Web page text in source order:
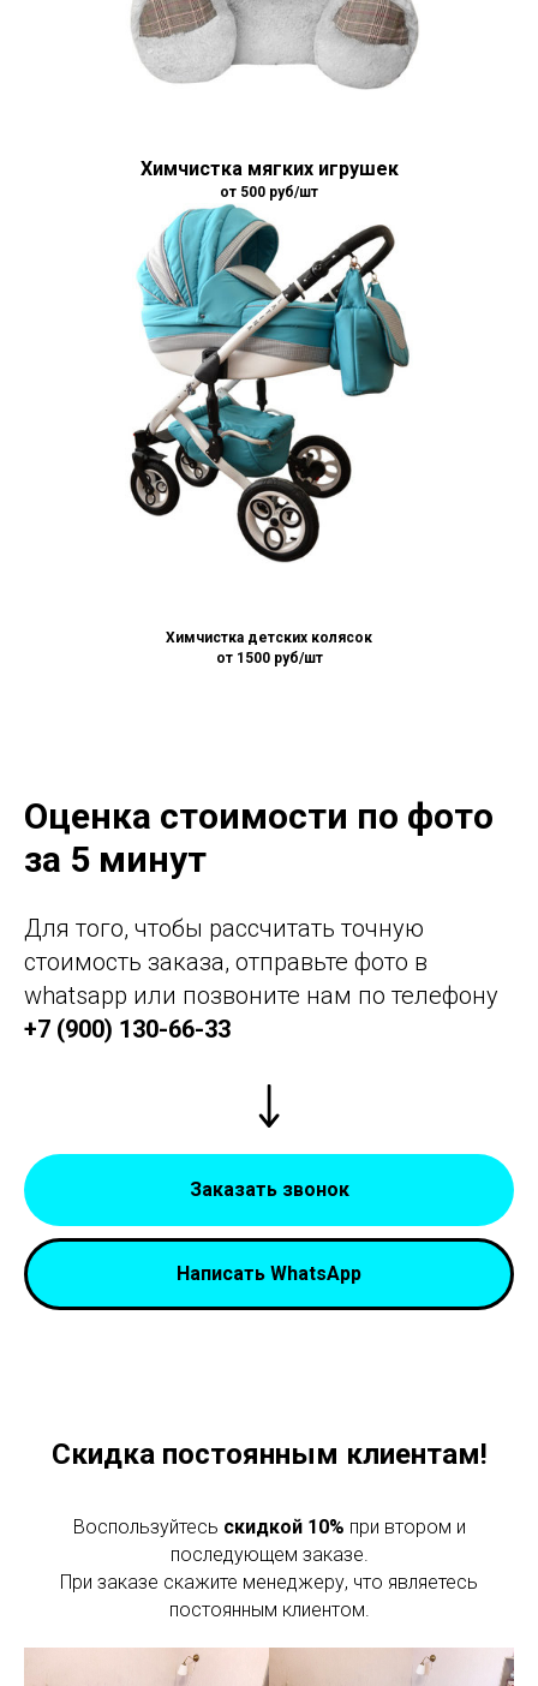
Химчистка мягких игрушек
от 500 руб/шт
Химчистка детских колясок
от 1500 руб/шт
Оценка стоимости по фото
за 5 минут
Для того, чтобы рассчитать точную
стоимость заказа, отправьте фото в
whatsapp или позвоните нам по телефону
+7 (900) 130-66-33
Заказать звонок
Написать WhatsApp
Скидка постоянным клиентам!
Воспользуйтесь скидкой 10% при втором и
последующем заказе.
При заказе скажите менеджеру, что являетесь
постоянным клиентом.